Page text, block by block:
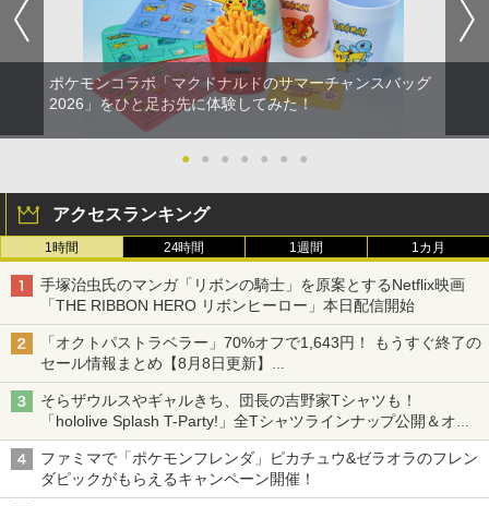
しイラストボード付) [DVD]
￥8,800
ポケモンコラボ「マクドナルドのサマーチャンスバッグ
2026」をひと足お先に体験してみた！
● ● ● ● ● ● ●
アクセスランキング
1時間 24時間 1週間 1カ月
手塚治虫氏のマンガ「リボンの騎士」を原案とするNetflix映画
「THE RIBBON HERO リボンヒーロー」本日配信開始
「オクトパストラベラー」70%オフで1,643円！ もうすぐ終了の
セール情報まとめ【8月8日更新】
ニンテンドーeショップでは「大神 絶景版」が67%オフで990円
そらザウルスやギャルきち、団長の吉野家Tシャツも！
「hololive Splash T-Party!」全Tシャツラインナップ公開＆オン
ライン販売開始
ファミマで「ポケモンフレンダ」ピカチュウ&ゼラオラのフレン
ダピックがもらえるキャンペーン開催！